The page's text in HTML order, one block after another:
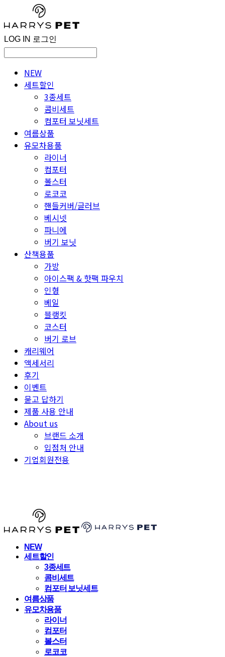
LOG IN 로그인
NEW
세트할인
3종세트
콤비세트
컴포터 보닛세트
여름상품
유모차용품
라이너
컴포터
볼스터
로코코
핸들커버/글러브
베시넷
파니에
버기 보닛
산책용품
가방
아이스팩 & 핫팩 파우치
인형
베일
블랭킷
코스터
버기 로브
캐리웨어
액세서리
후기
이벤트
묻고 답하기
제품 사용 안내
About us
브랜드 소개
입점처 안내
기업회원전용
NEW
세트할인
3종세트
콤비세트
컴포터 보닛세트
여름상품
유모차용품
라이너
컴포터
볼스터
로코코